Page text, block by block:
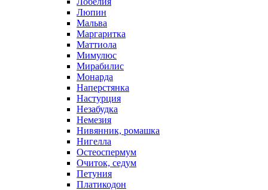
Люпин
Мальва
Маргаритка
Маттиола
Мимулюс
Мирабилис
Монарда
Наперстянка
Настурция
Незабудка
Немезия
Нивянник, ромашка
Нигелла
Остеоспермум
Очиток, седум
Петуния
Платикодон